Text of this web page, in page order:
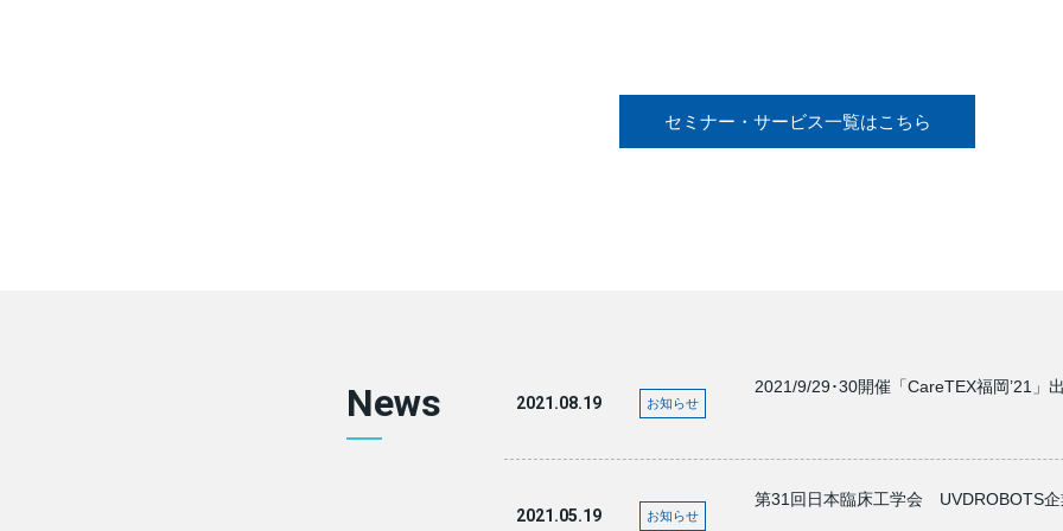
セミナー・サービス一覧はこちら
News 2021.08.19 お知らせ
2021/9/29･30開催「CareTEX福岡’21」
2021.05.19 お知らせ
第31回日本臨床工学会 UVDROBOTS企